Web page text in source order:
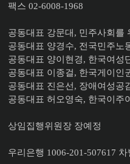
팩스 02-6008-1968
공동대표 강문대, 민주사회를
공동대표 양경수, 전국민주노
공동대표 양이현경, 한국여성
공동대표 이종걸, 한국게이인
공동대표 진은선, 장애여성공
공동대표 허오영숙, 한국이주
상임집행위원장 장예정
우리은행 1006-201-507617